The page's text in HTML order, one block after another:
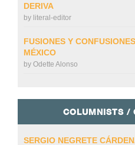
DERIVA
by literal-editor
FUSIONES Y
MÉXICO
by Odette Alonso
COLUMNISTS /
SERGIO NEGRETE